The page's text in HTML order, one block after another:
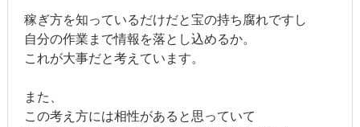
稼ぎ方を知っているだけだと宝の持ち腐れですし
自分の作業まで情報を落とし込めるか。
これが大事だと考えています。
また、
この考え方には相性があると思っていて